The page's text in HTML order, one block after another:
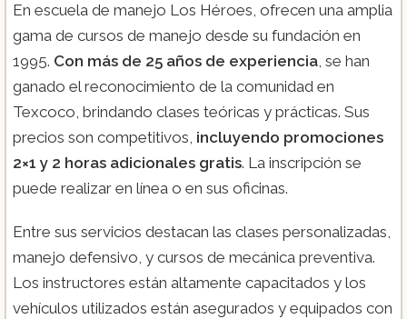
En escuela de manejo Los Héroes, ofrecen una amplia
gama de cursos de manejo desde su fundación en
1995. Con más de 25 años de experiencia, se han
ganado el reconocimiento de la comunidad en
Texcoco, brindando clases teóricas y prácticas. Sus
precios son competitivos, incluyendo promociones
2×1 y 2 horas adicionales gratis. La inscripción se
puede realizar en línea o en sus oficinas.
Entre sus servicios destacan las clases personalizadas,
manejo defensivo, y cursos de mecánica preventiva.
Los instructores están altamente capacitados y los
vehículos utilizados están asegurados y equipados con